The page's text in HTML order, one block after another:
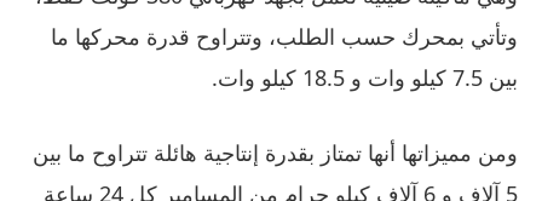
وتأتي بمحرك حسب الطلب، وتتراوح قدرة محركها ما
بين 7.5 كيلو وات و 18.5 كيلو وات.
ومن مميزاتها أنها تمتاز بقدرة إنتاجية هائلة تتراوح ما بين
5 آلاف و 6 آلاف كيلو جرام من المسامير كل 24 ساعة